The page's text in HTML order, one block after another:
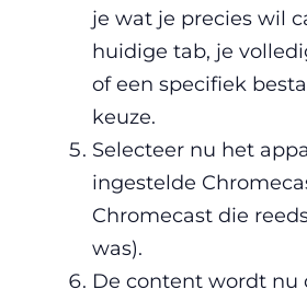
je wat je precies wil
huidige tab, je
of een specifiek
keuze.
Selecteer nu het
ingestelde
Chromecast die
was).
De content wordt nu